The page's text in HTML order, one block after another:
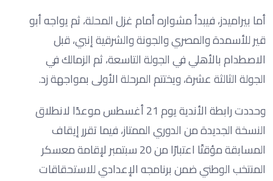
أما بيراميدز، فيبدأ مشواره أمام غزل المحلة، ثم يواجه أبو
قير للأسمدة والمصري والجونة والشرقية إنبي، قبل
الاصطدام بالأهلي في الجولة التاسعة، ثم الزمالك في
الجولة الثالثة عشرة، ويختتم المرحلة الأولى بمواجهة زد.
وحددت رابطة الأندية يوم 21 أغسطس موعدًا لانطلاق
النسخة الجديدة من الدوري الممتاز، فيما تقرر إيقاف
المسابقة مؤقتًا اعتبارًا من 20 سبتمبر لإقامة معسكر
المنتخب الوطني ضمن برنامجه الإعدادي للاستحقاقات